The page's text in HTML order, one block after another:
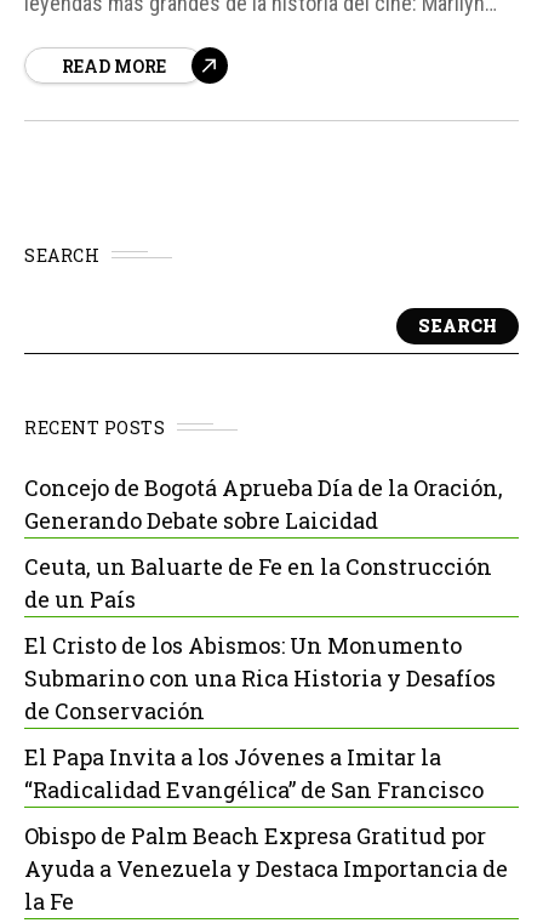
siendo relevante, y su filmografía es un testimonio de su
READ MORE
SEARCH
SEARCH
RECENT POSTS
Concejo de Bogotá Aprueba Día de la Oración,
Generando Debate sobre Laicidad
Ceuta, un Baluarte de Fe en la Construcción
de un País
El Cristo de los Abismos: Un Monumento
Submarino con una Rica Historia y Desafíos
de Conservación
El Papa Invita a los Jóvenes a Imitar la
“Radicalidad Evangélica” de San Francisco
Obispo de Palm Beach Expresa Gratitud por
Ayuda a Venezuela y Destaca Importancia de
la Fe